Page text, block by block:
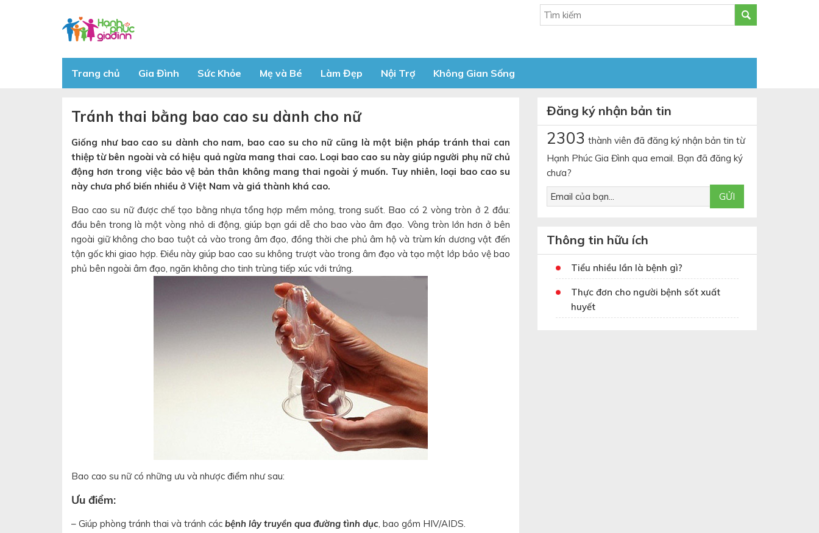
Trang chủ Gia Đình Sức Khỏe Mẹ và Bé Làm Đẹp Nội Trợ Không Gian Sống
Tránh thai bằng bao cao su dành cho nữ
Giống như bao cao su dành cho nam, bao cao su cho nữ cũng là một biện pháp tránh thai can
thiệp từ bên ngoài và có hiệu quả ngừa mang thai cao. Loại bao cao su này giúp người phụ nữ chủ
động hơn trong việc bảo vệ bản thân không mang thai ngoài ý muốn. Tuy nhiên, loại bao cao su
này chưa phổ biến nhiều ở Việt Nam và giá thành khá cao.
Bao cao su nữ được chế tạo bằng nhựa tổng hợp mềm mỏng, trong suốt. Bao có 2 vòng tròn ở 2 đầu:
đầu bên trong là một vòng nhỏ di động, giúp bạn gái dễ cho bao vào âm đạo. Vòng tròn lớn hơn ở bên
ngoài giữ không cho bao tuột cả vào trong âm đạo, đồng thời che phủ âm hộ và trùm kín dương vật đến
tận gốc khi giao hợp. Điều này giúp bao cao su không trượt vào trong âm đạo và tạo một lớp bảo vệ bao
phủ bên ngoài âm đạo, ngăn không cho tinh trùng tiếp xúc với trứng.
Bao cao su nữ có những ưu và nhược điểm như sau:
Ưu điểm:
– Giúp phòng tránh thai và tránh các bệnh lây truyền qua đường tình dục, bao gồm HIV/AIDS.
Đăng ký nhận bản tin
2303 thành viên đã đăng ký nhận bản tin từ
Hạnh Phúc Gia Đình qua email. Bạn đã đăng ký
chưa?
Thông tin hữu ích
Tiểu nhiều lần là bệnh gì?
Thực đơn cho người bệnh sốt xuất
huyết